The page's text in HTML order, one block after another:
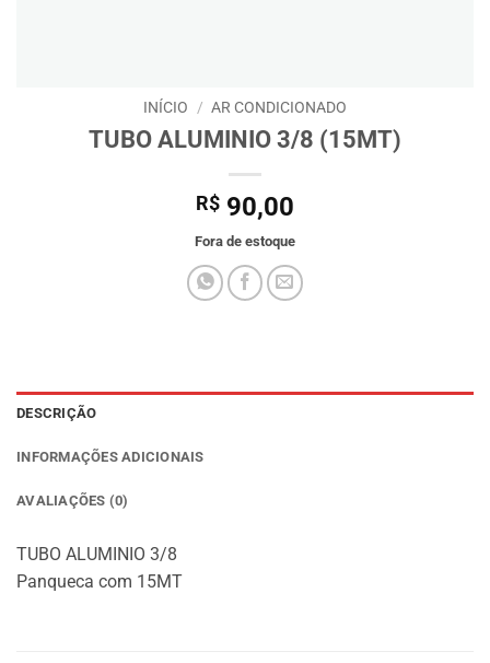
INÍCIO / AR CONDICIONADO
TUBO ALUMINIO 3/8 (15MT)
R$ 90,00
Fora de estoque
DESCRIÇÃO
INFORMAÇÕES ADICIONAIS
AVALIAÇÕES (0)
TUBO ALUMINIO 3/8
Panqueca com 15MT